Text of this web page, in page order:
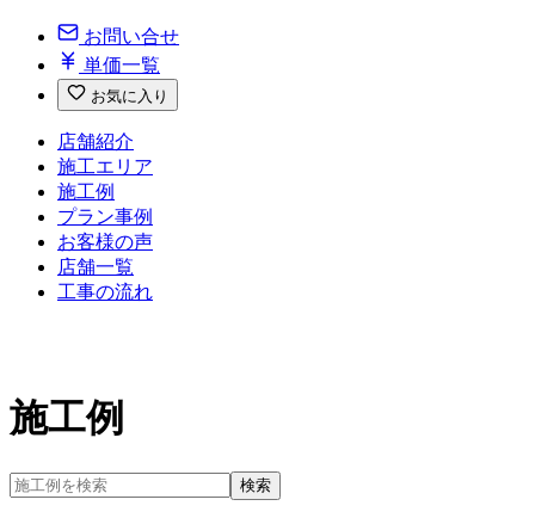
お問い合せ
単価一覧
お気に入り
店舗紹介
施工エリア
施工例
プラン事例
お客様の声
店舗一覧
工事の流れ
施工例
検索